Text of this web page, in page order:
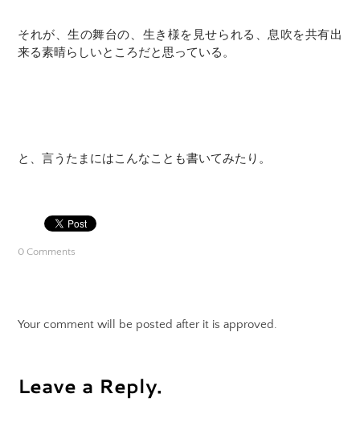
それが、生の舞台の、生き様を見せられる、息吹を共有出
来る素晴らしいところだと思っている。
と、言うたまにはこんなことも書いてみたり。
0 Comments
Your comment will be posted after it is approved.
Leave a Reply.